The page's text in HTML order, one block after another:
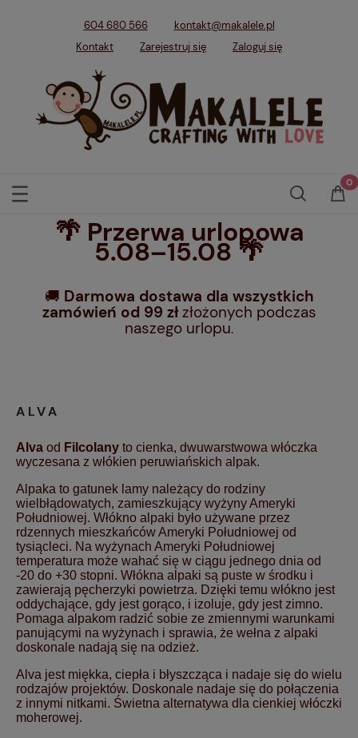
604 680 566
kontakt@makalele.pl
Kontakt
Zarejestruj się Zaloguj się
🌴 Przerwa urlopowa
5.08–15.08 🌴
🚚 Darmowa dostawa dla wszystkich
zamówień od 99 złzłożonych podczas
naszego urlopu.
ALVA
Alva od Filcolany to cienka, dwuwarstwowa włóczka
wyczesana z włókien peruwiańskich alpak.
Alpaka to gatunek lamy należący do rodziny
wielbłądowatych, zamieszkujący wyżyny Ameryki
Południowej. Włókno alpaki było używane przez
rdzennych mieszkańców Ameryki Południowej od
tysiącleci. Na wyżynach Ameryki Południowej
temperatura może wahać się w ciągu jednego dnia od
-20 do +30 stopni. Włókna alpaki są puste w środku i
zawierają pęcherzyki powietrza. Dzięki temu włókno jest
oddychające, gdy jest gorąco, i izoluje, gdy jest zimno.
Pomaga alpakom radzić sobie ze zmiennymi warunkami
panującymi na wyżynach i sprawia, że wełna z alpaki
doskonale nadają się na odzież.
Alva jest miękka, ciepła i błyszcząca i nadaje się do wielu
rodzajów projektów. Doskonale nadaje się do połączenia
z innymi nitkami. Świetna alternatywa dla cienkiej włóczki
moherowej.